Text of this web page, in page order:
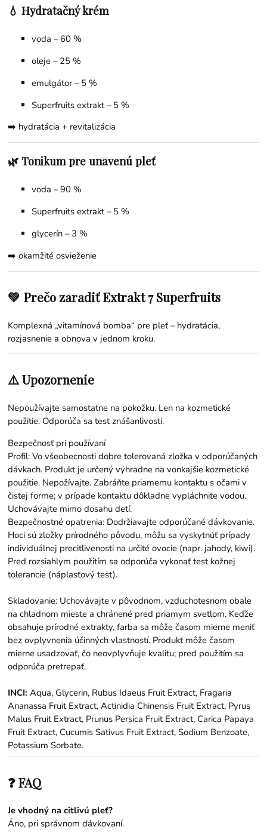
💧 Hydratačný krém
voda – 60 %
oleje – 25 %
emulgátor – 5 %
Superfruits extrakt – 5 %
➡️ hydratácia + revitalizácia
🌿 Tonikum pre unavenú pleť
voda – 90 %
Superfruits extrakt – 5 %
glycerín – 3 %
➡️ okamžité osvieženie
💚 Prečo zaradiť Extrakt 7 Superfruits
Komplexná „vitamínová bomba“ pre pleť – hydratácia,
rozjasnenie a obnova v jednom kroku.
⚠️ Upozornenie
Nepoužívajte samostatne na pokožku. Len na kozmetické
použitie. Odporúča sa test znášanlivosti.
Bezpečnosť pri používaní
Profil: Vo všeobecnosti dobre tolerovaná zložka v odporúčaných
dávkach. Produkt je určený výhradne na vonkajšie kozmetické
použitie. Nepožívajte. Zabráňte priamemu kontaktu s očami v
čistej forme; v prípade kontaktu dôkladne vypláchnite vodou.
Uchovávajte mimo dosahu detí.
Bezpečnostné opatrenia: Dodržiavajte odporúčané dávkovanie.
Hoci sú zložky prírodného pôvodu, môžu sa vyskytnúť prípady
individuálnej precitlivenosti na určité ovocie (napr. jahody, kiwi).
Pred rozsiahlym použitím sa odporúča vykonať test kožnej
tolerancie (náplasťový test).
Skladovanie: Uchovávajte v pôvodnom, vzduchotesnom obale
na chladnom mieste a chránené pred priamym svetlom. Keďže
obsahuje prírodné extrakty, farba sa môže časom mierne meniť
bez ovplyvnenia účinných vlastností. Produkt môže časom
mierne usadzovať, čo neovplyvňuje kvalitu; pred použitím sa
odporúča pretrepať.
INCI: Aqua, Glycerin, Rubus Idaeus Fruit Extract, Fragaria
Ananassa Fruit Extract, Actinidia Chinensis Fruit Extract, Pyrus
Malus Fruit Extract, Prunus Persica Fruit Extract, Carica Papaya
Fruit Extract, Cucumis Sativus Fruit Extract, Sodium Benzoate,
Potassium Sorbate.
❓ FAQ
Je vhodný na citlivú pleť?
Áno, pri správnom dávkovaní.